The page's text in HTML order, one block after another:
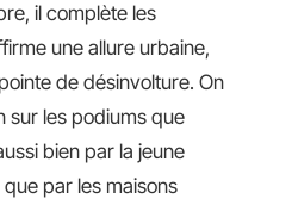
il complète les
une allure urbaine,
de désinvolture. On
sur les podiums que
bien par la jeune
par les maisons